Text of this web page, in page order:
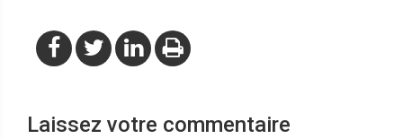
Laissez votre commentaire